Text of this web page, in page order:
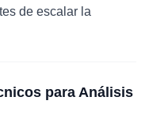
de escalar la
para Análisis